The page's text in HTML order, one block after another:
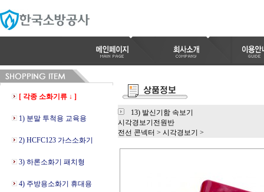
[ 각종 소화기류 ↓ ]
1) 분말 투척용 교육용
2) HCFC123 가스소화기
3) 하론소화기 패치형
4) 주방용소화기 휴대용
13) 발신기함 속보기
시각경보기전원반
전선 콘넥터 > 시각경보기 >